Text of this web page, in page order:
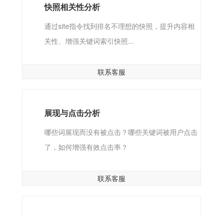
快照相关性分析
通过site指令找到排名不理想的快照，提升内容相
关性、增强关键词索引快照...
联系客服
展现与点击分析
哪些词展现而没有被点击？哪些关键词被用户点击
了，如何增强有效点击率？
联系客服